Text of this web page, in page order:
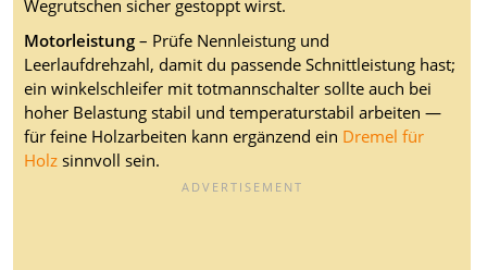
Wegrutschen sicher gestoppt wirst.
Motorleistung– Prüfe Nennleistung und
Leerlaufdrehzahl, damit du passende Schnittleistung hast;
ein winkelschleifer mit totmannschalter sollte auch bei
hoher Belastung stabil und temperaturstabil arbeiten —
für feine Holzarbeiten kann ergänzend ein Dremel für
Holzsinnvoll sein.